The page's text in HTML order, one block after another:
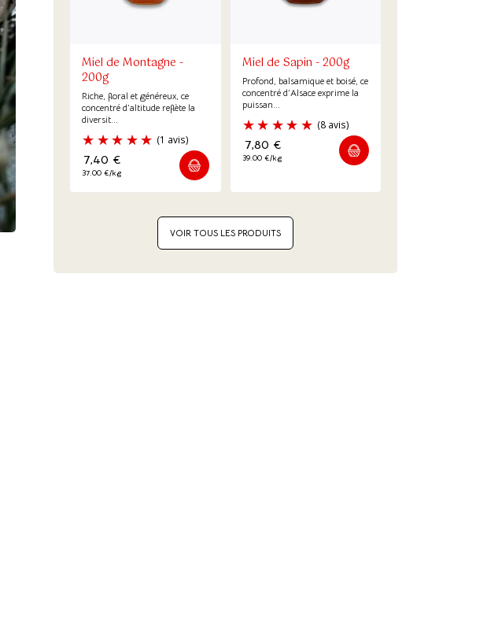
Miel de Montagne -
200g
Riche, floral et généreux, ce
concentré d’altitude reflète la
diversit...
7,40 €
37.00 €/kg
Miel de Sapin - 200g
Profond, balsamique et boisé, ce
concentré d’Alsace exprime la
puissan...
7,80 €
39.00 €/kg
VOIR TOUS LES PRODUITS